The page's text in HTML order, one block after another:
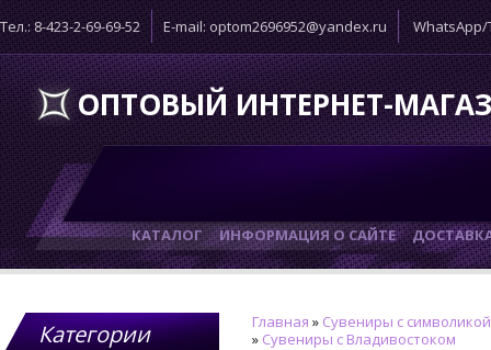
Тел.: 8-423-2-69-69-52 E-mail: optom2696952@yandex.ru WhatsApp/
ОПТОВЫЙ ИНТЕРНЕТ-
КАТАЛОГ ИНФОРМАЦИЯ О САЙТЕ
Категории Главная » Сувениры с
» Сувениры с Владивостоком